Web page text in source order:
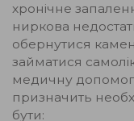
хронічне
ниркова
обернутися
займатися
медичну
призначить
бути: